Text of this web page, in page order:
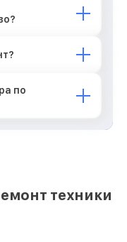
по
техники